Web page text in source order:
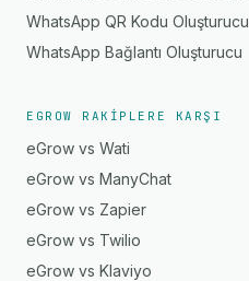
WhatsApp QR Kodu Oluşturucu
WhatsApp Bağlantı Oluşturucu
EGROW RAKIPLERE KARŞI
eGrow vs Wati
eGrow vs ManyChat
eGrow vs Zapier
eGrow vs Twilio
eGrow vs Klaviyo